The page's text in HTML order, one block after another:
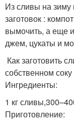
Из сливы на зиму
заготовок :
вымочить, а еще
джем, цукаты и
Как заготовить
собственном
Ингредиенты:
1 кг
Приготовление: